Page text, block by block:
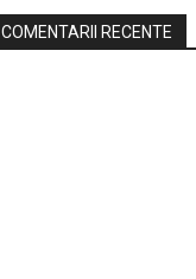
COMENTARII RECENTE